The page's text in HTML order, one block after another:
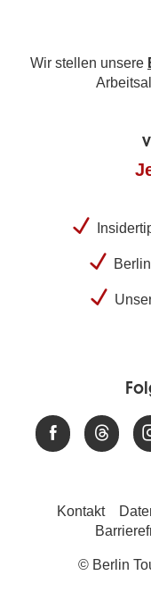
Wir stellen unsere
Kontakt
© Berlin